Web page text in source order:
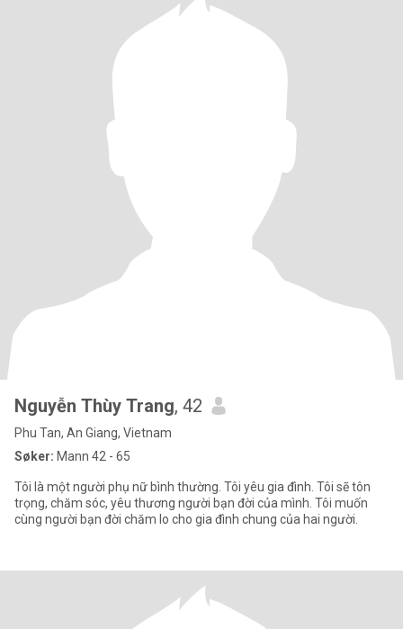
Nguyễn Thùy Trang, 42
Phu Tan, An Giang, Vietnam
Søker: Mann 42 - 65
Tôi là một người phụ nữ bình thường. Tôi yêu gia đình. Tôi sẽ tôn
trọng, chăm sóc, yêu thương người bạn đời của mình. Tôi muốn
cùng người bạn đời chăm lo cho gia đình chung của hai người.